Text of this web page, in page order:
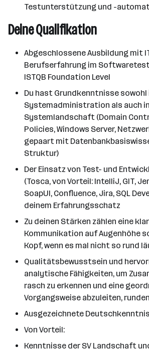
Testunterstützung und -
Deine Qualifikation
Abgeschlossene Ausbildung mit
Berufserfahrung im
ISTQB Foundation Level
Du hast Grundkenntnisse sowohl
Systemadministration als auch
Systemlandschaft (Domain
Policies, Windows Server,
gepaart mit
Struktur)
Der Einsatz von Test- und
(Tosca, von Vorteil: IntelliJ, GIT,
SoapUI, Confluence, Jira, SQL
deinem Erfahrungsschatz
Zu deinen Stärken zählen eine
Kommunikation auf Augenhöhe
Kopf, wenn es mal nicht so rund
Qualitätsbewusstsein und
analytische Fähigkeiten, um
rasch zu erkennen und eine
Vorgangsweise abzuleiten,
Ausgezeichnete
Von Vorteil:
Kenntnisse der SV Landschaft